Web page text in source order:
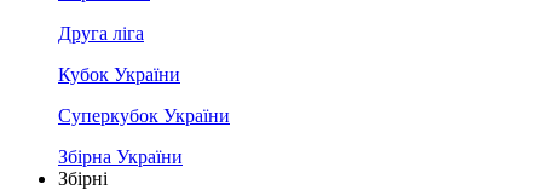
Друга ліга
Кубок України
Суперкубок України
Збірна України
Збірні